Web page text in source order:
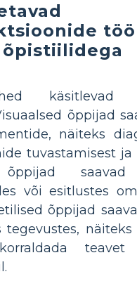
käsitlevad
õppijad
näiteks
tuvastamisest ja
õppijad saavad
või esitlustes
õppijad
tegevustes,
teavet